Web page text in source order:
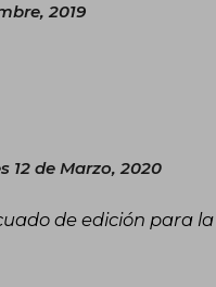
2019
12 de Marzo, 2020
de edición para